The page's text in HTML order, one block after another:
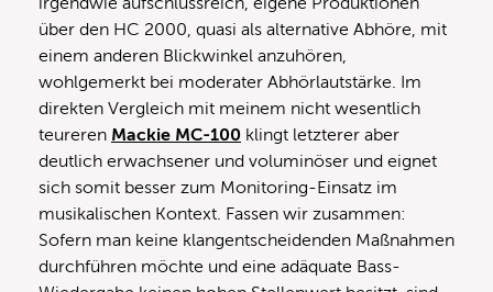
über den HC 2000, quasi als alternative Abhöre, mit
einem anderen Blickwinkel anzuhören,
wohlgemerkt bei moderater Abhörlautstärke. Im
direkten Vergleich mit meinem nicht wesentlich
teureren Mackie MC-100 klingt letzterer aber
deutlich erwachsener und voluminöser und eignet
sich somit besser zum Monitoring-Einsatz im
musikalischen Kontext. Fassen wir zusammen:
Sofern man keine klangentscheidenden Maßnahmen
durchführen möchte und eine adäquate Bass-